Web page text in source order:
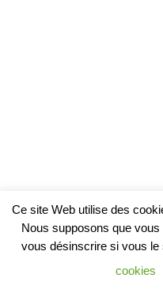
Ce site Web utilise des
Nous supposons que
vous désinscrire si vous le
cookies